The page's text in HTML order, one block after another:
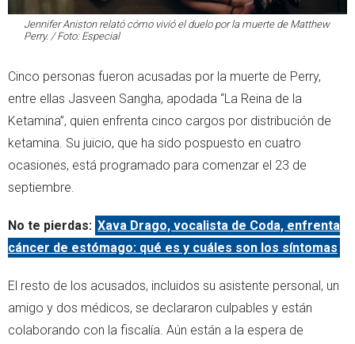
Jennifer Aniston relató cómo vivió el duelo por la muerte de Matthew
Perry. / Foto: Especial
Cinco personas fueron acusadas por la muerte de Perry,
entre ellas Jasveen Sangha, apodada “La Reina de la
Ketamina”, quien enfrenta cinco cargos por distribución de
ketamina. Su juicio, que ha sido pospuesto en cuatro
ocasiones, está programado para comenzar el 23 de
septiembre.
No te pierdas: Xava Drago, vocalista de Coda, enfrenta
cáncer de estómago: qué es y cuáles son los síntomas
El resto de los acusados, incluidos su asistente personal, un
amigo y dos médicos, se declararon culpables y están
colaborando con la fiscalía. Aún están a la espera de